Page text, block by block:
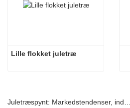
Lille flokket juletræ